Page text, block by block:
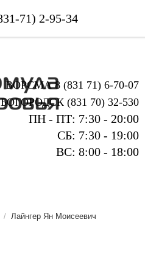
ВОРСМА 8 (831 71) 6-70-07
БОГОРОДСК (831 70) 32-530
ПН - ПТ: 7:30 - 20:00
СБ: 7:30 - 19:00
ВС: 8:00 - 18:00
/ Лайнгер Ян Моисеевич